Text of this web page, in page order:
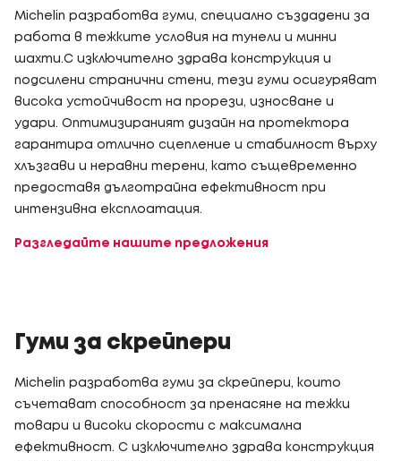
Michelin разработва гуми, специално създадени за
работа в тежките условия на тунели и минни
шахти.С изключително здрава конструкция и
подсилени странични стени, тези гуми осигуряват
висока устойчивост на прорези, износване и
удари. Оптимизираният дизайн на протектора
гарантира отлично сцепление и стабилност върху
хлъзгави и неравни терени, като същевременно
предоставя дълготрайна ефективност при
интензивна експлоатация.
Разгледайте нашите предложения
Гуми за скрейпери
Michelin разработва гуми за скрейпери, които
съчетават способност за пренасяне на тежки
товари и високи скорости с максимална
ефективност. С изключително здрава конструкция